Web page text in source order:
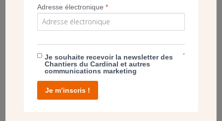
A Boulogne, Mgr Rougé salue Alice Fabre et Jean-Pierre Gaspard, des
Chantiers du Cardinal. Bénédiction des locaux paroissiaux Sainte-
Cécile. Janvier 2023. (GF/CDC)
Adresse électronique*
Je souhaite recevoir la newsletter des
Chantiers du Cardinal et autres
communications marketing
*
Je m’inscris !